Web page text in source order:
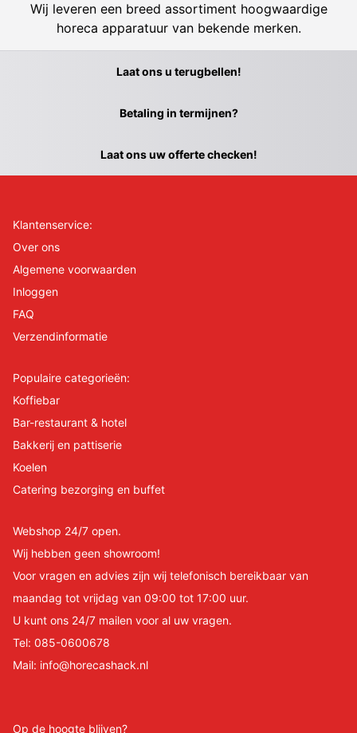
Wij leveren een breed assortiment hoogwaardige
horeca apparatuur van bekende merken.
Laat ons u terugbellen!
Betaling in termijnen?
Laat ons uw offerte checken!
Klantenservice:
Over ons
Algemene voorwaarden
Inloggen
FAQ
Verzendinformatie
Populaire categorieën:
Koffiebar
Bar-restaurant & hotel
Bakkerij en pattiserie
Koelen
Catering bezorging en buffet
Webshop 24/7 open.
Wij hebben geen showroom!
Voor vragen en advies zijn wij telefonisch bereikbaar van
maandag tot vrijdag van 09:00 tot 17:00 uur.
U kunt ons 24/7 mailen voor al uw vragen.
Tel: 085-0600678
Mail: info@horecashack.nl
Op de hoogte blijven?